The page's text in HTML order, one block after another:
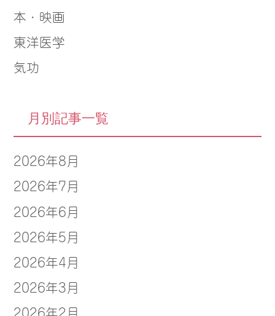
本・映画
東洋医学
気功
月別記事一覧
2026年8月
2026年7月
2026年6月
2026年5月
2026年4月
2026年3月
2026年2月